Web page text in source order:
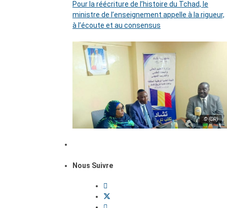
Pour la réécriture de l’histoire du Tchad, le
ministre de l’enseignement appelle à la rigueur,
à l’écoute et au consensus
© (DR)
Nous Suivre